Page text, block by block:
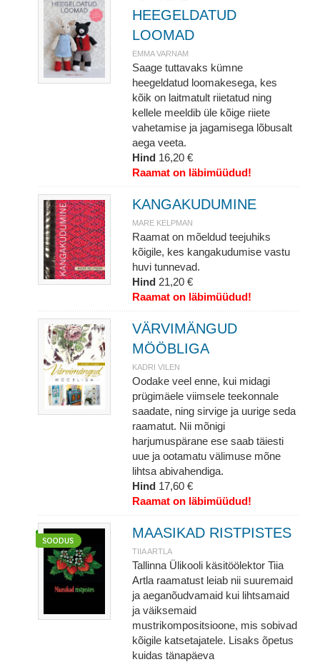
HEEGELDATUD
LOOMAD
EMMA VARNAM
Saage tuttavaks kümne
heegeldatud loomakesega, kes
kõik on laitmatult riietatud ning
kellele meeldib üle kõige riiete
vahetamise ja jagamisega lõbusalt
aega veeta.
Hind 16,20 €
Raamat on läbimüüdud!
KANGAKUDUMINE
MARE KELPMAN
Raamat on mõeldud teejuhiks
kõigile, kes kangakudumise vastu
huvi tunnevad.
Hind 21,20 €
Raamat on läbimüüdud!
VÄRVIMÄNGUD
MÖÖBLIGA
KADRI VILEN
Oodake veel enne, kui midagi
prügimäele viimsele teekonnale
saadate, ning sirvige ja uurige seda
raamatut. Nii mõnigi
harjumuspärane ese saab täiesti
uue ja ootamatu välimuse mõne
lihtsa abivahendiga.
Hind 17,60 €
Raamat on läbimüüdud!
MAASIKAD RISTPISTES
TIIA ARTLA
Tallinna Ülikooli käsitöölektor Tiia
Artla raamatust leiab nii suuremaid
ja aeganõudvamaid kui lihtsamaid
ja väiksemaid
mustrikompositsioone, mis sobivad
kõigile katsetajatele. Lisaks õpetus
kuidas tänapäeva